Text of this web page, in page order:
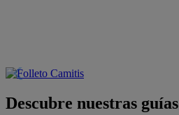
Descubre nuestras guías